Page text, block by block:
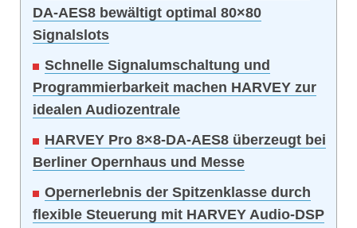
DA-AES8 bewältigt optimal 80×80
Signalslots
Schnelle Signalumschaltung und
Programmierbarkeit machen HARVEY zur
idealen Audiozentrale
HARVEY Pro 8×8-DA-AES8 überzeugt bei
Berliner Opernhaus und Messe
Opernerlebnis der Spitzenklasse durch
flexible Steuerung mit HARVEY Audio-DSP